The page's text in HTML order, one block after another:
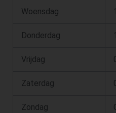
Woensdag
Donderdag
Vrijdag
Zaterdag
Zondag